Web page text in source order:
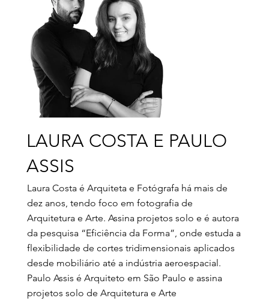
LAURA COSTA E PAULO
ASSIS
Laura Costa é Arquiteta e Fotógrafa há mais de
dez anos, tendo foco em fotografia de
Arquitetura e Arte. Assina projetos solo e é autora
da pesquisa “Eficiência da Forma”, onde estuda a
flexibilidade de cortes tridimensionais aplicados
desde mobiliário até a indústria aeroespacial.
Paulo Assis é Arquiteto em São Paulo e assina
projetos solo de Arquitetura e Arte